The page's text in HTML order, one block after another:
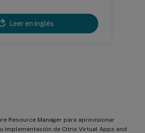
Leer en inglés
Resource Manager para aprovisionar
implementación de Citrix Virtual Apps and